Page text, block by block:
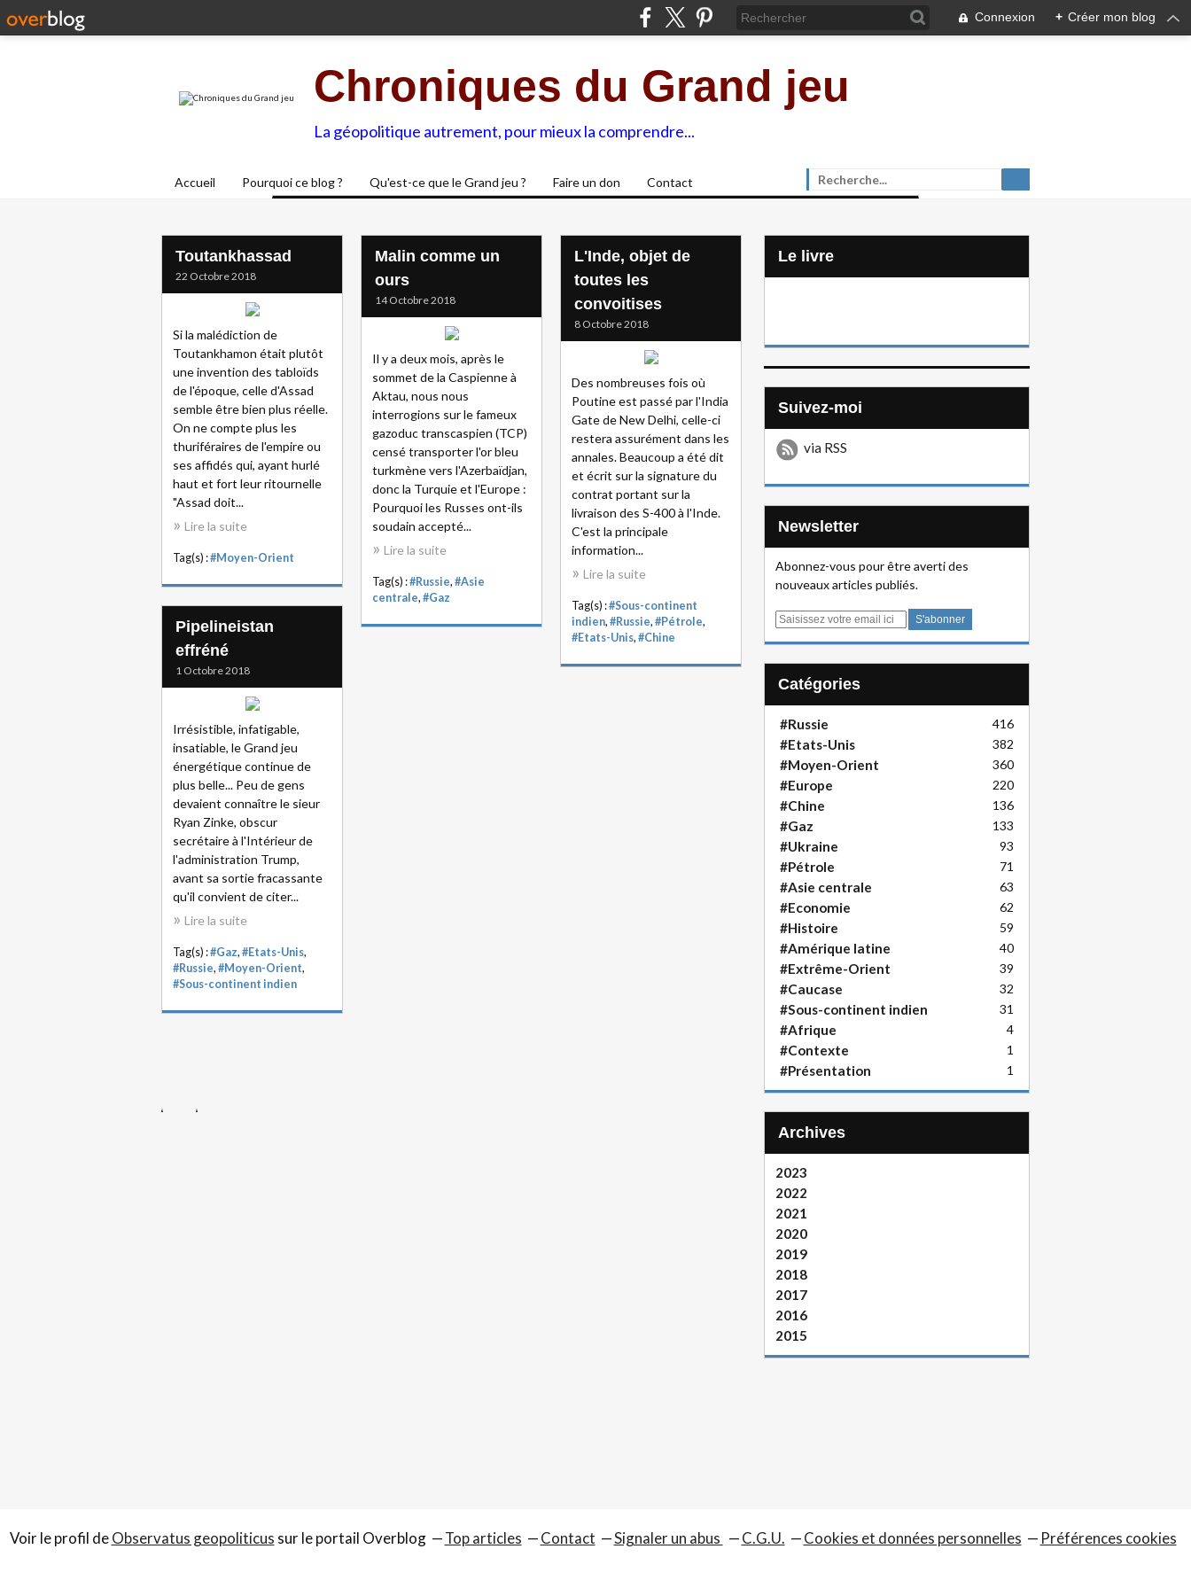
Connexion + Créer mon blog
Chroniques du Grand jeu
La géopolitique autrement, pour mieux la comprendre...
Accueil Pourquoi ce blog ? Qu'est-ce que le Grand jeu ? Faire un don Contact
Toutankhassad
22 Octobre 2018
Si la malédiction de
Toutankhamon était plutôt
une invention des tabloïds
de l'époque, celle d'Assad
semble être bien plus réelle.
On ne compte plus les
thuriféraires de l'empire ou
ses affidés qui, ayant hurlé
haut et fort leur ritournelle
"Assad doit...
Lire la suite
Tag(s) :#Moyen-Orient
Malin comme un
ours
14 Octobre 2018
Il y a deux mois, après le
sommet de la Caspienne à
Aktau, nous nous
interrogions sur le fameux
gazoduc transcaspien (TCP)
censé transporter l'or bleu
turkmène vers l'Azerbaïdjan,
donc la Turquie et l'Europe :
Pourquoi les Russes ont-ils
soudain accepté...
Lire la suite
Tag(s) :#Russie, #Asie
centrale, #Gaz
L'Inde, objet de
toutes les
convoitises
8 Octobre 2018
Des nombreuses fois où
Poutine est passé par l'India
Gate de New Delhi, celle-ci
restera assurément dans les
annales. Beaucoup a été dit
et écrit sur la signature du
contrat portant sur la
livraison des S-400 à l'Inde.
C'est la principale
information...
Lire la suite
Tag(s) :#Sous-continent
indien, #Russie, #Pétrole,
#Etats-Unis, #Chine
Pipelineistan
effréné
1 Octobre 2018
Irrésistible, infatigable,
insatiable, le Grand jeu
énergétique continue de
plus belle... Peu de gens
devaient connaître le sieur
Ryan Zinke, obscur
secrétaire à l'Intérieur de
l'administration Trump,
avant sa sortie fracassante
qu'il convient de citer...
Lire la suite
Tag(s) :#Gaz, #Etats-Unis,
#Russie, #Moyen-Orient,
#Sous-continent indien
Le livre
Suivez-moi
via RSS
Newsletter
Abonnez-vous pour être averti des
nouveaux articles publiés.
E
Catégories
#Russie 416
#Etats-Unis 382
#Moyen-Orient 360
#Europe 220
#Chine 136
#Gaz 133
#Ukraine 93
#Pétrole 71
#Asie centrale 63
#Economie 62
#Histoire 59
#Amérique latine 40
#Extrême-Orient 39
#Caucase 32
#Sous-continent indien 31
#Afrique 4
#Contexte 1
#Présentation 1
Archives
2023
2022
2021
2020
2019
2018
2017
2016
2015
Voir le profil deObservatus geopoliticus sur le portail Overblog Top articles Contact Signaler un abus C.G.U. Cookies et données personnelles Préférences cookies